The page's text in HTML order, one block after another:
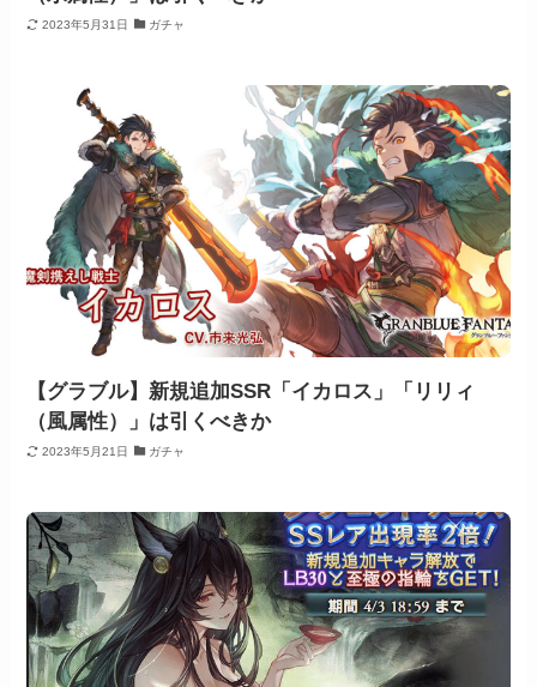
2023年5月31日 ガチャ
【グラブル】新規追加SSR「イカロス」「リリィ
（風属性）」は引くべきか
2023年5月21日 ガチャ